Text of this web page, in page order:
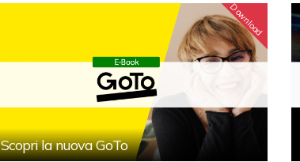
Download
Scopri la nuova GoTo